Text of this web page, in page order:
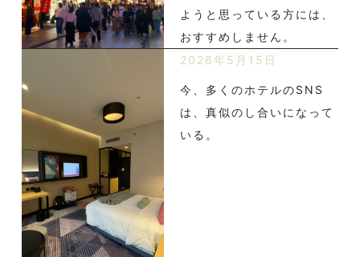
ようと思っている方には、
おすすめしません。
2026年5月15日
今、多くのホテルのSNS
は、真似のし合いになって
いる。